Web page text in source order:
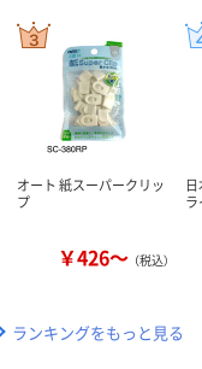
オート 紙スーパークリッ
プ
￥426～ （税込）
ランキングをもっと見る